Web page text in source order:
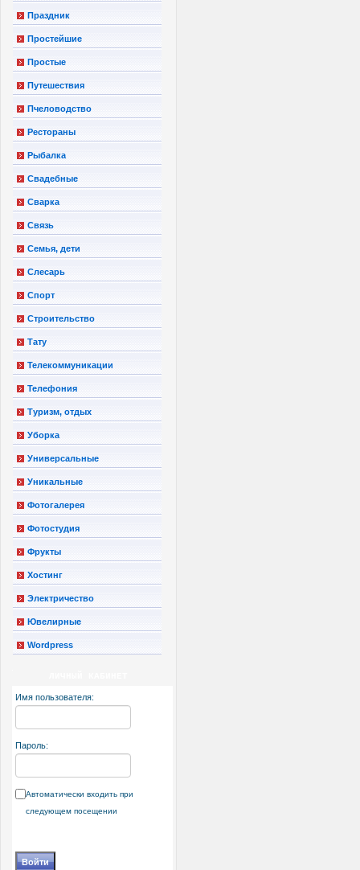
Праздник
Простейшие
Простые
Путешествия
Пчеловодство
Рестораны
Рыбалка
Свадебные
Сварка
Связь
Семья, дети
Слесарь
Спорт
Строительство
Тату
Телекоммуникации
Телефония
Туризм, отдых
Уборка
Универсальные
Уникальные
Фотогалерея
Фотостудия
Фрукты
Хостинг
Электричество
Ювелирные
Wordpress
Имя пользователя:
Пароль:
Автоматически входить при
следующем посещении